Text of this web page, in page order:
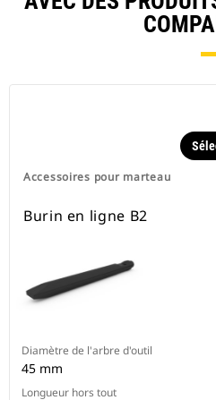
Accessoires pour marteau
Burin en ligne B2
Diamètre de l'arbre d'outil
45 mm
Longueur hors tout